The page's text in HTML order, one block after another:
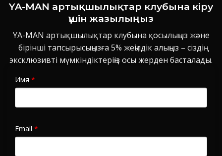
YA-MAN артықшылықтар клубына кіру
үшін жазылыңыз
YA-MAN артықшылықтар клубына қосылыңыз және
бірінші тапсырысыңызға 5% жеңілдік алыңыз – сіздің
эксклюзивті мүмкіндіктеріңіз осы жерден басталады.
Имя *
Email *